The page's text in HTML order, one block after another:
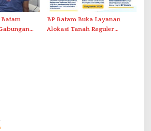
Batam
BP Batam Buka Layanan
Alokasi Tanah Reguler